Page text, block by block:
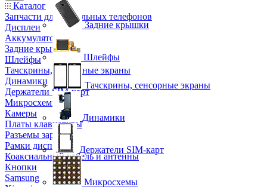
Каталог
Запчасти для мобильных телефонов
Дисплеи
Аккумуляторы
Задние крышки
Шлейфы
Тачскрины, сенсорные экраны
Динамики
Держатели SIM-карт
Микросхемы
Камеры
Платы клавиатуры
Разъемы зарядки
Рамки дисплея
Коаксиальный кабель и антенны
Кнопки
Samsung
Задние крышки
Шлейфы
Тачскрины, сенсорные экраны
Динамики
Держатели SIM-карт
Микросхемы